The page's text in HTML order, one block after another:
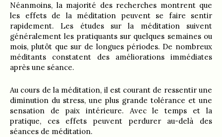
Néanmoins, la majorité des recherches montrent que
les effets de la méditation peuvent se faire sentir
rapidement. Les études sur la méditation suivent
généralement les pratiquants sur quelques semaines ou
mois, plutôt que sur de longues périodes. De nombreux
méditants constatent des améliorations immédiates
après une séance.
Au cours de la méditation, il est courant de ressentir une
diminution du stress, une plus grande tolérance et une
sensation de paix intérieure. Avec le temps et la
pratique, ces effets peuvent perdurer au-delà des
séances de méditation.